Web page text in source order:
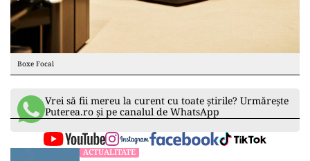
Boxe Focal
Vrei să fii mereu la curent cu toate știrile? Urmărește
Puterea.ro și pe canalul de WhatsApp
ACTUALITATE